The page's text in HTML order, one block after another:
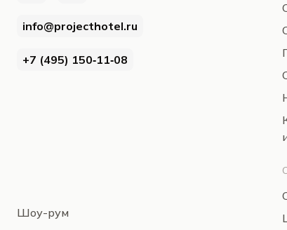
info@projecthotel.ru
+7 (495) 150‑11‑08
Шоу-рум